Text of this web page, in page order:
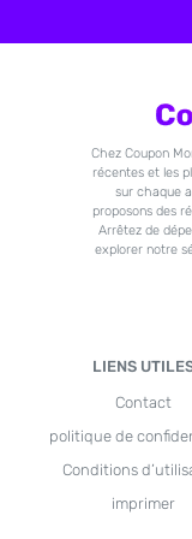
Chez Coupon
récentes et les
sur chaque
proposons des
Arrêtez de
explorer notre
LIENS
Contact
politique de
Conditions
imprimer